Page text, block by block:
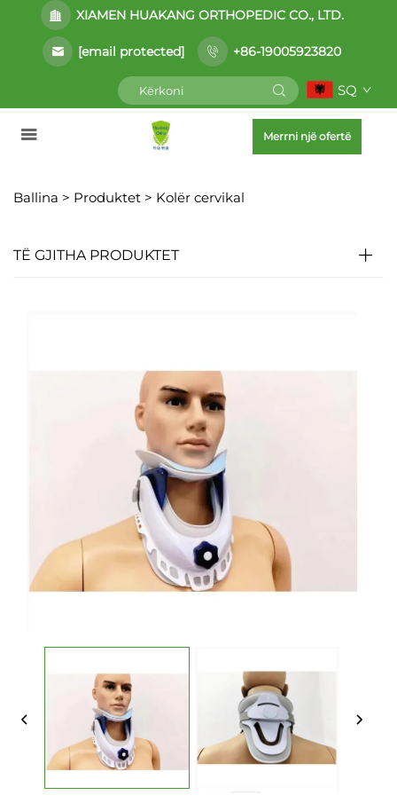
XIAMEN HUAKANG ORTHOPEDIC CO., LTD.
[email protected] +86-19005923820
SQ
Merrni një ofertë
Ballina > Produktet > Kolër cervikal
TË GJITHA PRODUKTET